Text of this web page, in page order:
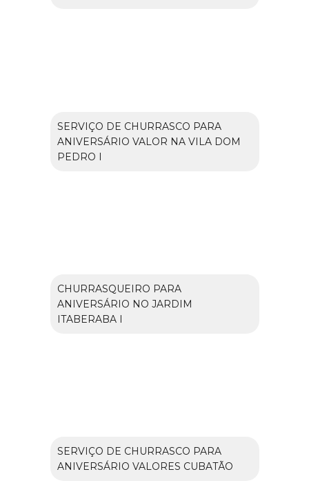
SERVIÇO DE CHURRASCO PARA
ANIVERSÁRIO VALOR NA VILA DOM
PEDRO I
CHURRASQUEIRO PARA
ANIVERSÁRIO NO JARDIM
ITABERABA I
SERVIÇO DE CHURRASCO PARA
ANIVERSÁRIO VALORES CUBATÃO